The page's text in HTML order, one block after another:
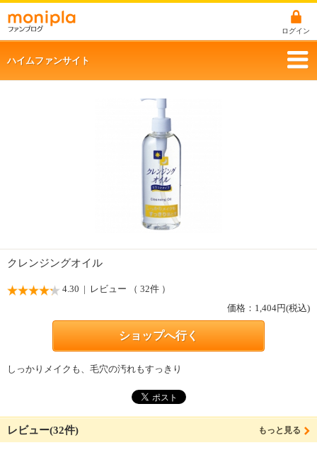
ログイン
ハイムファンサイト
クレンジングオイル
4.30 | レビュー （ 32件 ）
価格： 1,404円(税込)
ショップへ行く
しっかりメイクも、毛穴の汚れもすっきり
レビュー(32件) もっと見る